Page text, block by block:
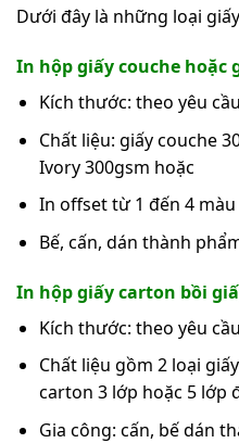
Dưới đây là những loại
In hộp giấy couche
Kích thước: theo yêu
Chất liệu: giấy couche
Ivory 300gsm hoặc
In offset từ 1 đến 4 màu
Bế, cấn, dán thành
In hộp giấy carton bồi
Kích thước: theo yêu cầu
Chất liệu gồm 2 loại
carton 3 lớp hoặc 5 lớp
Gia công: cấn, bế dán